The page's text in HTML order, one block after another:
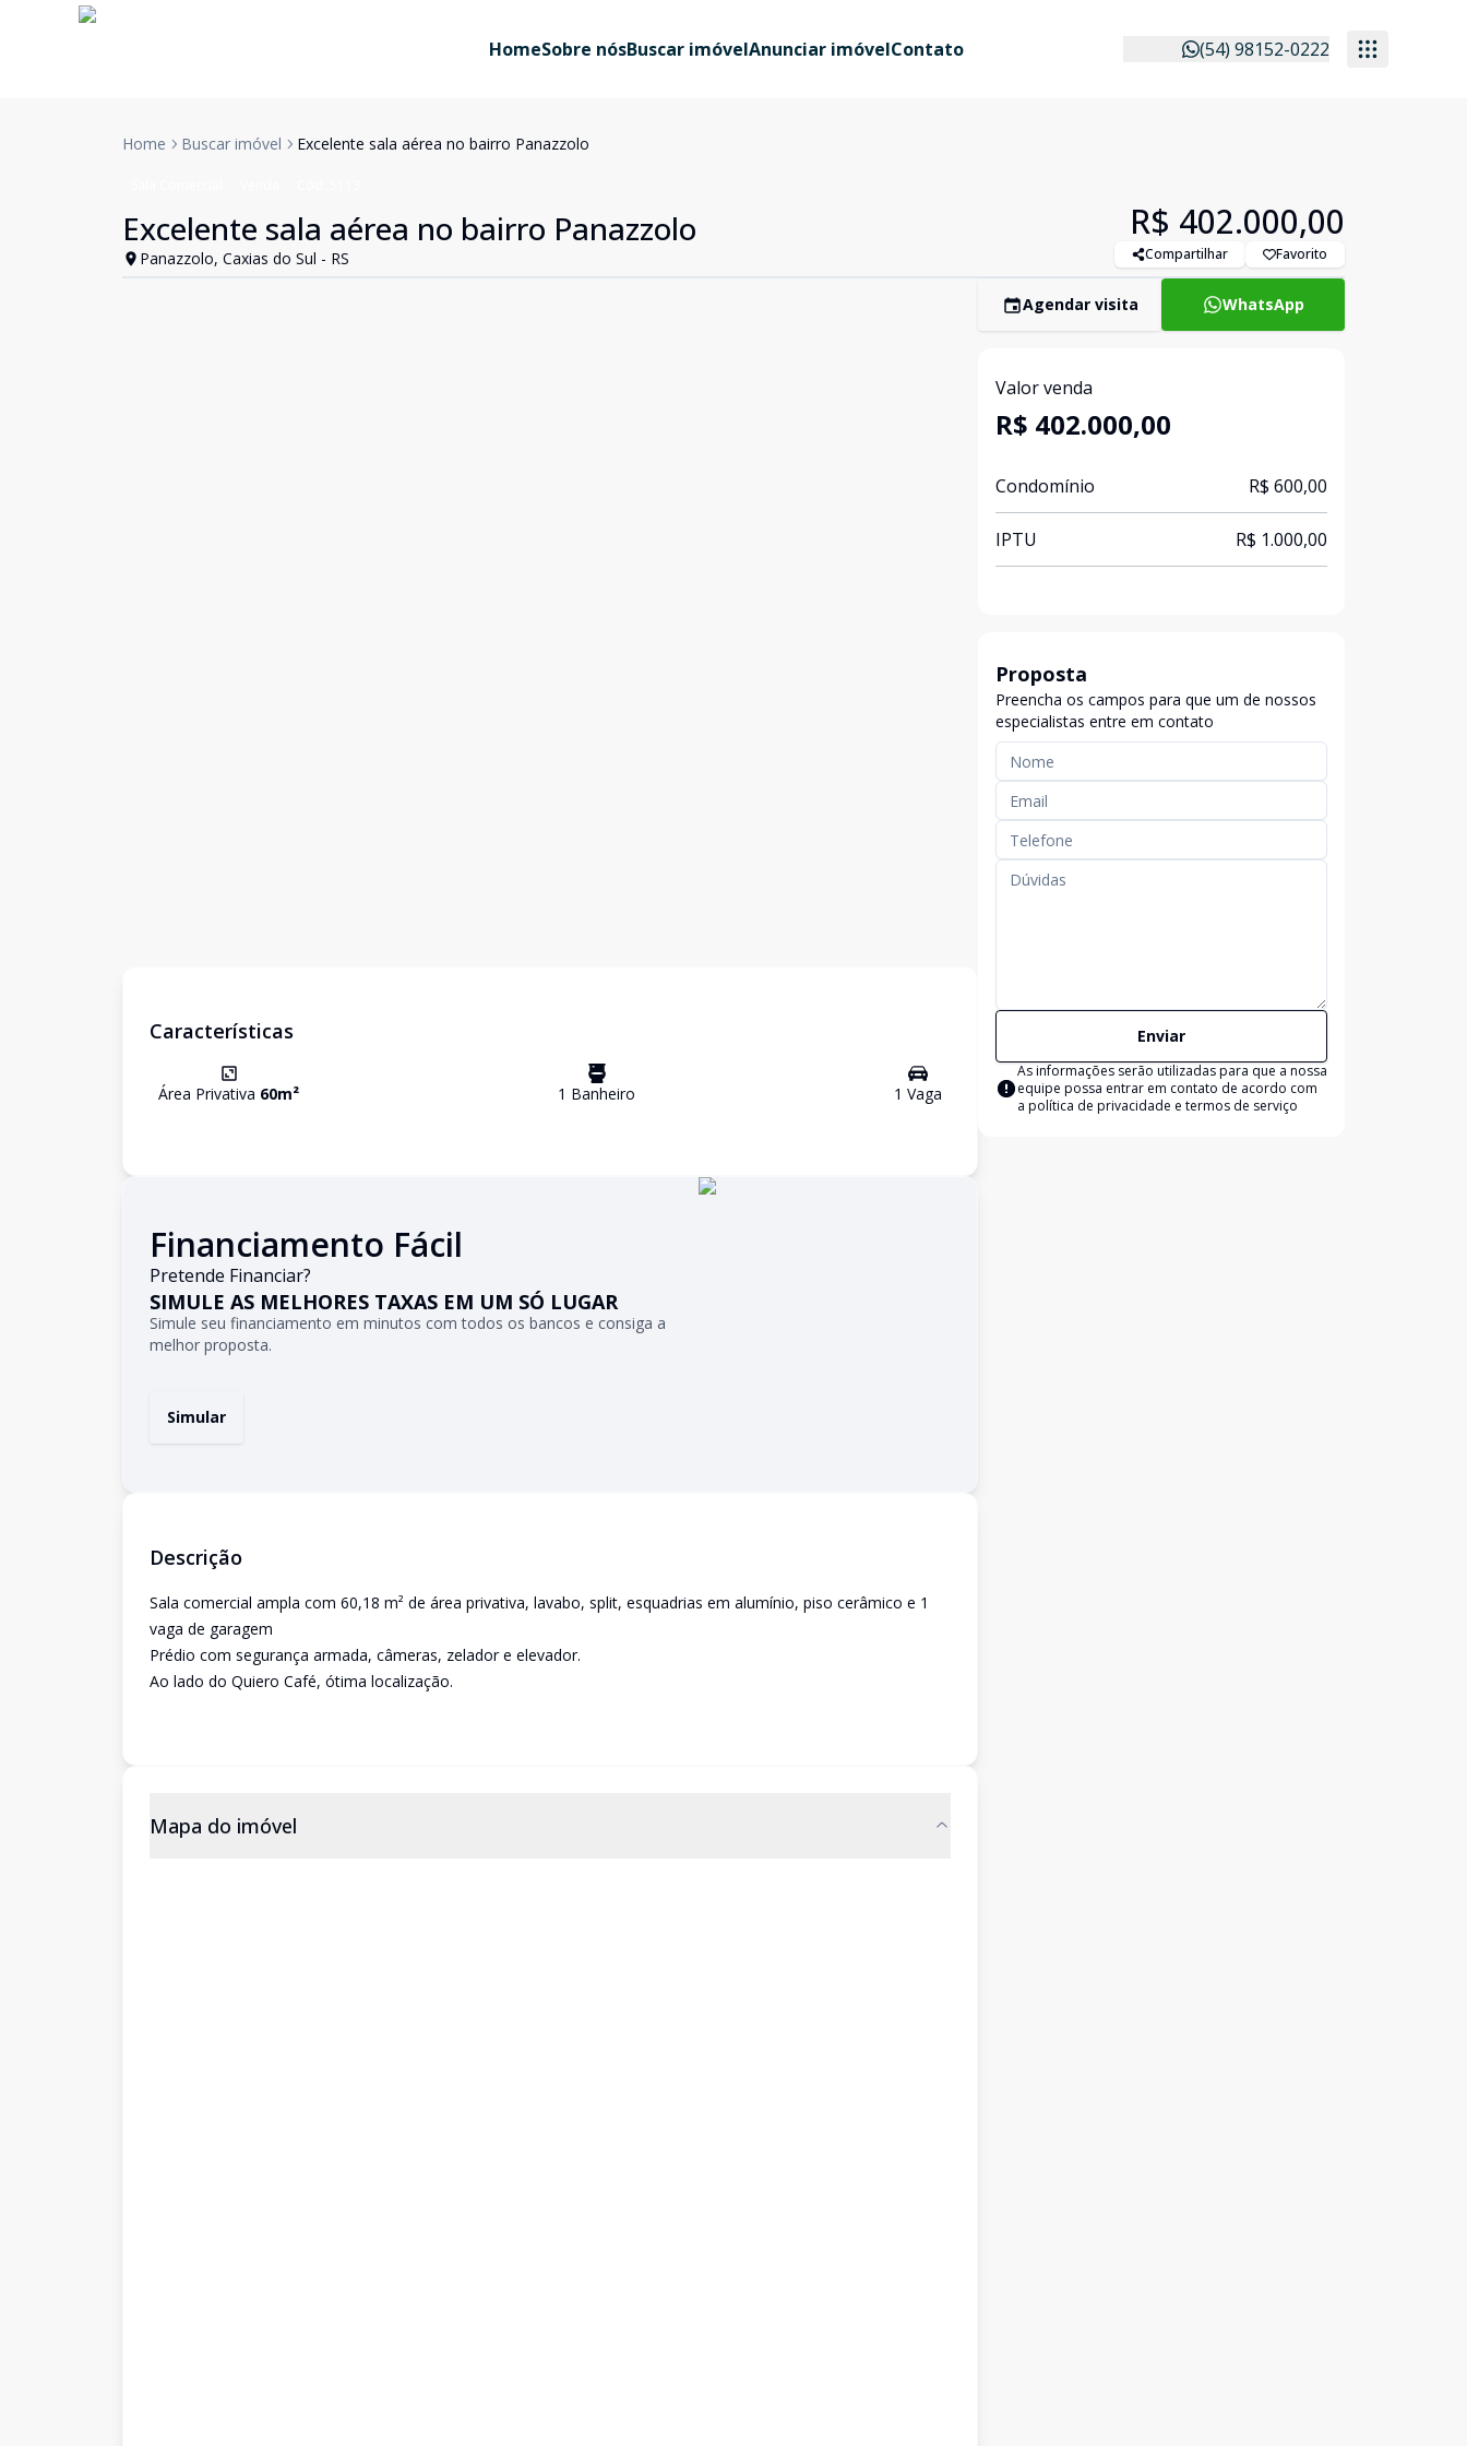
HomeSobre nósBuscar imóvelAnunciar imóvelContato (54) 98152-0222
Home Buscar imóvel Excelente sala aérea no bairro Panazzolo
Excelente sala aérea no bairro Panazzolo
Panazzolo, Caxias do Sul - RS
R$ 402.000,00
Compartilhar Favorito
Características
Área Privativa 60m² 1 Banheiro 1 Vaga
Financiamento Fácil
Pretende Financiar?
SIMULE AS MELHORES TAXAS EM UM SÓ LUGAR
Simule seu financiamento em minutos com todos os bancos e consiga a
melhor proposta.
Simular
Descrição
Sala comercial ampla com 60,18 m² de área privativa, lavabo, split, esquadrias em alumínio, piso cerâmico e 1
vaga de garagem
Prédio com segurança armada, câmeras, zelador e elevador.
Ao lado do Quiero Café, ótima localização.
Mapa do imóvel
Agendar visita WhatsApp
Valor venda
R$ 402.000,00
Condomínio R$ 600,00
IPTU R$ 1.000,00
Proposta
Preencha os campos para que um de nossos
especialistas entre em contato
Enviar
As informações serão utilizadas para que a nossa
equipe possa entrar em contato de acordo com
a política de privacidade e termos de serviço